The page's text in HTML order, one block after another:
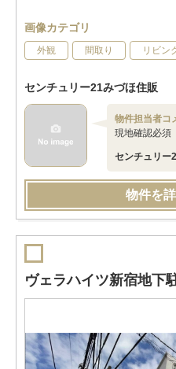
画像カテゴリ
外観 間取り リビン
センチュリー21みづほ住販
物件担当者コ
現地確認必須
センチュリー
物件を
ヴェラハイツ新宿地下